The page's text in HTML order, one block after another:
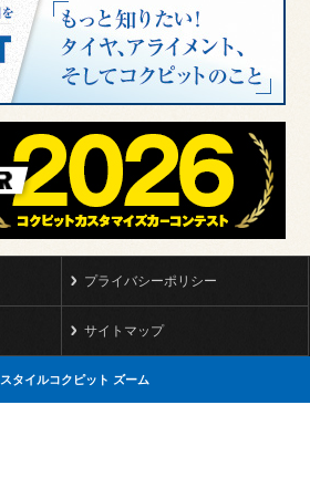
プライバシーポリシー
サイトマップ
スタイルコクピット ズーム